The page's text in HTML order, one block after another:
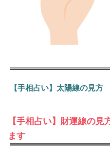
【手相占い】太陽線の見方
【手相占い】財運線の
ます